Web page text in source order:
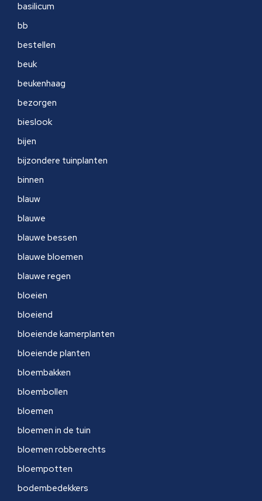
basilicum
bb
bestellen
beuk
beukenhaag
bezorgen
bieslook
bijen
bijzondere tuinplanten
binnen
blauw
blauwe
blauwe bessen
blauwe bloemen
blauwe regen
bloeien
bloeiend
bloeiende kamerplanten
bloeiende planten
bloembakken
bloembollen
bloemen
bloemen in de tuin
bloemen robberechts
bloempotten
bodembedekkers